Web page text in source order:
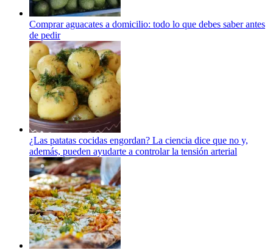
Comprar aguacates a domicilio: todo lo que debes saber antes
de pedir
¿Las patatas cocidas engordan? La ciencia dice que no y,
además, pueden ayudarte a controlar la tensión arterial